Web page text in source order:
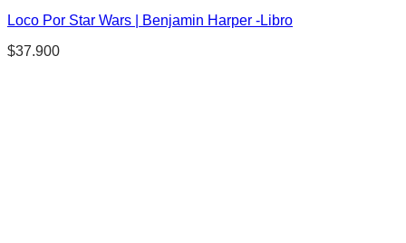
Loco Por Star Wars | Benjamin Harper -Libro
$37.900